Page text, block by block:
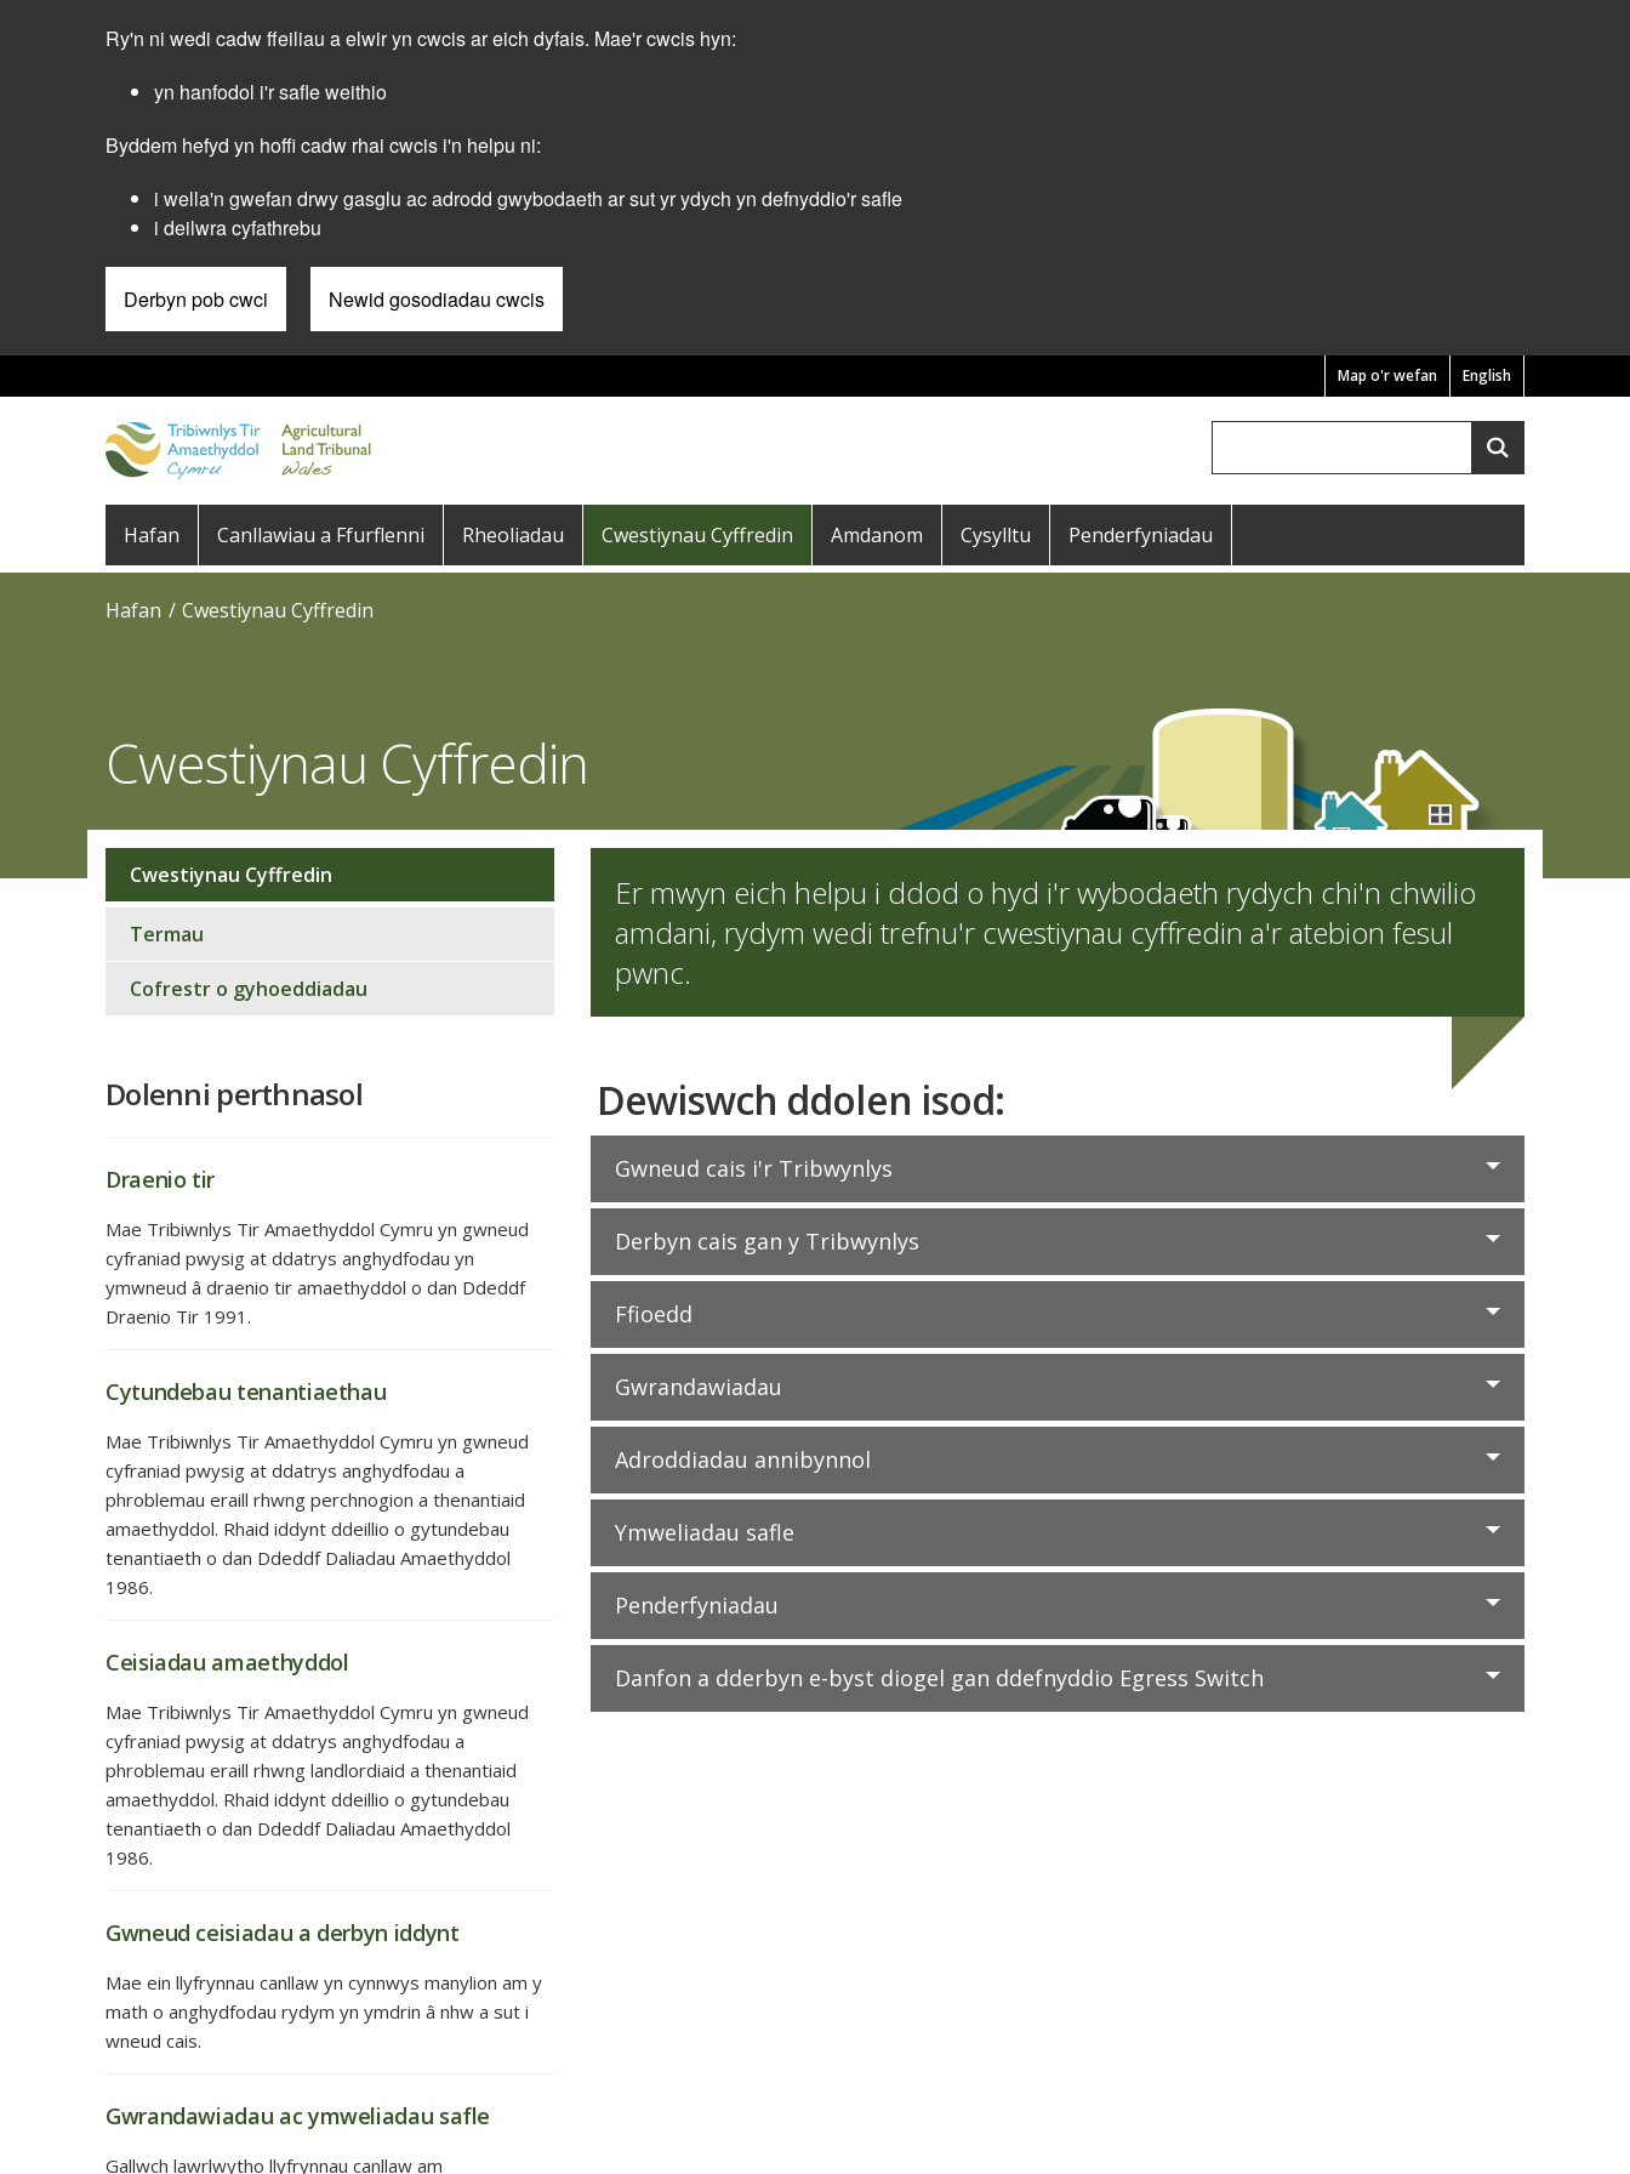
Ry'n ni wedi cadw ffeiliau a elwir yn cwcis ar eich dyfais. Mae'r cwcis hyn:
yn hanfodol i'r safle weithio
Byddem hefyd yn hoffi cadw rhai cwcis i'n helpu ni:
i wella'n gwefan drwy gasglu ac adrodd gwybodaeth ar sut yr ydych yn defnyddio'r safle
i deilwra cyfathrebu
Derbyn pob cwci Newid gosodiadau cwcis
English
Pre
Header
Menu
Map o'r wefan
Search
Main
navigation
Hafan Canllawiau a Ffurflenni Rheoliadau Cwestiynau Cyffredin Amdanom Cysylltu Penderfyniadau
Hafan Cwestiynau Cyffredin
Cwestiynau Cyffredin
Er mwyn eich helpu i ddod o hyd i'r wybodaeth rydych chi'n chwilio
amdani, rydym wedi trefnu'r cwestiynau cyffredin a'r atebion fesul
pwnc.
Dewiswch ddolen isod:
Gwneud cais i'r Tribwynlys
Derbyn cais gan y Tribwynlys
Ffioedd
Gwrandawiadau
Adroddiadau annibynnol
Ymweliadau safle
Penderfyniadau
Danfon a dderbyn e-byst diogel gan ddefnyddio Egress Switch
Sub
navigation
Cwestiynau Cyffredin
Termau
Cofrestr o gyhoeddiadau
Dolenni perthnasol
Draenio tir
Mae Tribiwnlys Tir Amaethyddol Cymru yn gwneud
cyfraniad pwysig at ddatrys anghydfodau yn
ymwneud â draenio tir amaethyddol o dan Ddeddf
Draenio Tir 1991.
Cytundebau tenantiaethau
Mae Tribiwnlys Tir Amaethyddol Cymru yn gwneud
cyfraniad pwysig at ddatrys anghydfodau a
phroblemau eraill rhwng perchnogion a thenantiaid
amaethyddol. Rhaid iddynt ddeillio o gytundebau
tenantiaeth o dan Ddeddf Daliadau Amaethyddol
1986.
Ceisiadau amaethyddol
Mae Tribiwnlys Tir Amaethyddol Cymru yn gwneud
cyfraniad pwysig at ddatrys anghydfodau a
phroblemau eraill rhwng landlordiaid a thenantiaid
amaethyddol. Rhaid iddynt ddeillio o gytundebau
tenantiaeth o dan Ddeddf Daliadau Amaethyddol
1986.
Gwneud ceisiadau a derbyn iddynt
Mae ein llyfrynnau canllaw yn cynnwys manylion am y
math o anghydfodau rydym yn ymdrin â nhw a sut i
wneud cais.
Gwrandawiadau ac ymweliadau safle
Gallwch lawrlwytho llyfrynnau canllaw am